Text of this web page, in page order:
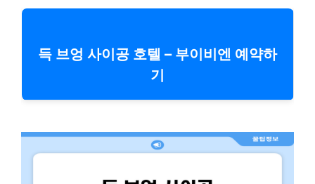
득 브엉 사이공 호텔 – 부이비엔 예약하
기